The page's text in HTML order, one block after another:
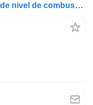
Scania R-Series 1846136 sensor de nivel de combustible para Scania camión